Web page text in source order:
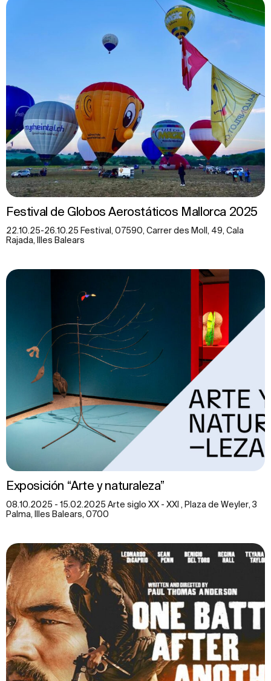
Festival de Globos Aerostáticos Mallorca 2025
22.10.25-26.10.25 Festival, 07590, Carrer des Moll, 49, Cala
Rajada, Illes Balears
Exposición “Arte y naturaleza”
08.10.2025 - 15.02.2025 Arte siglo XX - XXI , Plaza de Weyler, 3
Palma, Illes Balears, 0700